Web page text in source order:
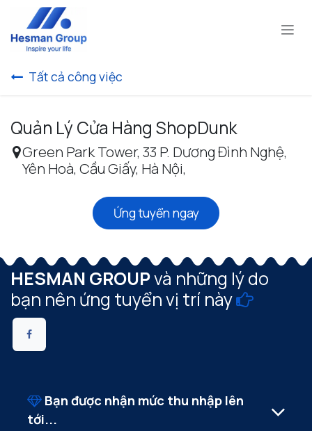
Bỏ qua để đến Nội dung
Tất cả công việc
Quản Lý Cửa Hàng ShopDunk
Green Park Tower, 33 P. Dương Đình Nghệ,
Yên Hoà, Cầu Giấy, Hà Nội,
Ứng tuyển ngay
HESMAN GROUPvà những lý do
bạn nên ứng tuyển vị trí này
Bạn được nhận mức thu nhập lên
tới...